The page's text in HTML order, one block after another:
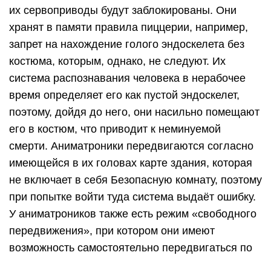
их сервоприводы будут заблокированы. Они
хранят в памяти правила пиццерии, например,
запрет на нахождение голого эндоскелета без
костюма, которым, однако, не следуют. Их
система распознавания человека в нерабочее
время определяет его как пустой эндоскелет,
поэтому, дойдя до него, они насильно помещают
его в костюм, что приводит к неминуемой
смерти. Аниматроники передвигаются согласно
имеющейся в их головах карте здания, которая
не включает в себя Безопасную комнату, поэтому
при попытке войти туда система выдаёт ошибку.
У аниматроников также есть режим «свободного
передвижения», при котором они имеют
возможность самостоятельно передвигаться по